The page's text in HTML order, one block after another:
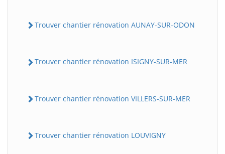
Trouver chantier rénovation AUNAY-SUR-ODON
Trouver chantier rénovation ISIGNY-SUR-MER
Trouver chantier rénovation VILLERS-SUR-MER
Trouver chantier rénovation LOUVIGNY